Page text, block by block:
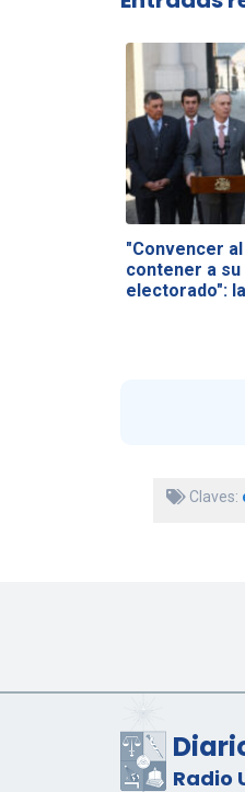
"Convencer
contener a su
electorado":
Claves:
Radio